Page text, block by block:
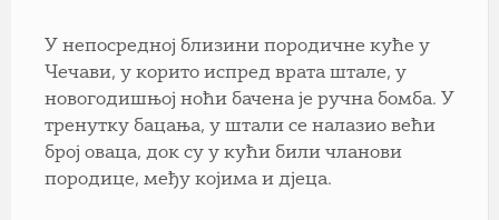
У непосредној близини породичне куће у
Чечави, у корито испред врата штале, у
новогодишњој ноћи бачена је ручна бомба. У
тренутку бацања, у штали се налазио већи
број оваца, док су у кући били чланови
породице, међу којима и дјеца.